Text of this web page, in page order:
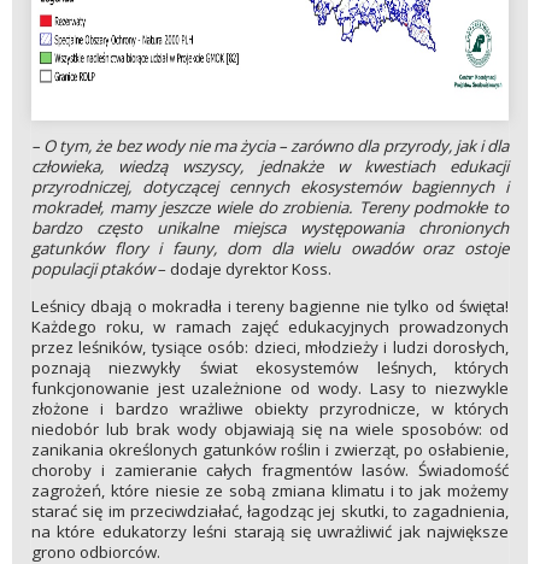
– O tym, że bez wody nie ma życia – zarówno dla przyrody, jak i dla
człowieka, wiedzą wszyscy, jednakże w kwestiach edukacji
przyrodniczej, dotyczącej cennych ekosystemów bagiennych i
mokradeł, mamy jeszcze wiele do zrobienia. Tereny podmokłe to
bardzo często unikalne miejsca występowania chronionych
gatunków flory i fauny, dom dla wielu owadów oraz ostoje
populacji ptaków– dodaje dyrektor Koss.
Leśnicy dbają o mokradła i tereny bagienne nie tylko od święta!
Każdego roku, w ramach zajęć edukacyjnych prowadzonych
przez leśników, tysiące osób: dzieci, młodzieży i ludzi dorosłych,
poznają niezwykły świat ekosystemów leśnych, których
funkcjonowanie jest uzależnione od wody. Lasy to niezwykle
złożone i bardzo wrażliwe obiekty przyrodnicze, w których
niedobór lub brak wody objawiają się na wiele sposobów: od
zanikania określonych gatunków roślin i zwierząt, po osłabienie,
choroby i zamieranie całych fragmentów lasów. Świadomość
zagrożeń, które niesie ze sobą zmiana klimatu i to jak możemy
starać się im przeciwdziałać, łagodząc jej skutki, to zagadnienia,
na które edukatorzy leśni starają się uwrażliwić jak największe
grono odbiorców.